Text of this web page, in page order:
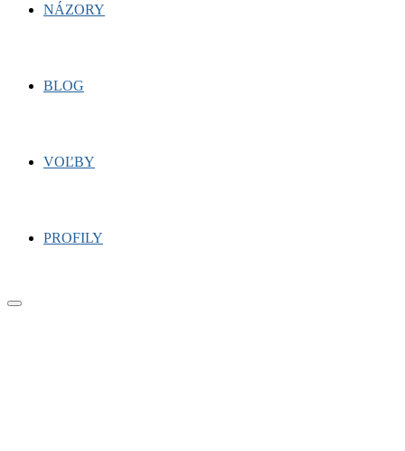
NÁZORY
BLOG
VOĽBY
PROFILY
Primary